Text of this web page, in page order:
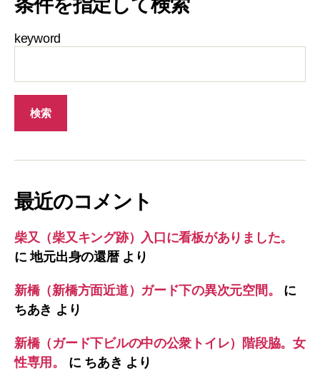
条件を指定して検索
keyword
最近のコメント
柴又（柴又キング跡）入口に看板がありました。
に地元出身の還暦より
新橋（新橋方面近道）ガード下の異次元空間。
に
ちあき より
新橋（ガード下ビルの中の公衆トイレ）階段脇。女
性専用。
に ちあき より